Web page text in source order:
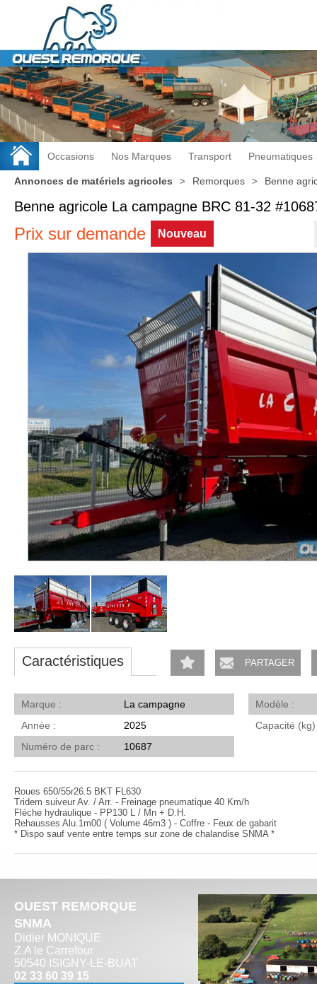
Occasions Nos Marques Transport Pneumatiques
Annonces de matériels agricoles Remorques Benne
Benne agricole La campagne BRC 81-32
Prix sur demande Nouveau
Caractéristiques PARTAGER
Marque La campagne
Modèle
Année
2025
Capacité
Numéro de parc
10687
Roues 650/55r26.5 BKT FL630
Tridem suiveur Av. / Arr. - Freinage pneumatique 40 Km/h
Flèche hydraulique - PP130 L / Mn + D.H.
Rehausses Alu.1m00 ( Volume 46m3 ) - Coffre - Feux de gabarit
* Dispo sauf vente entre temps sur zone de chalandise SNMA *
OUEST REMORQUE
SNMA
Didier MONIQUE
Z.A le Carrefour
50540 ISIGNY-LE-BUAT
02 33 60 39 15